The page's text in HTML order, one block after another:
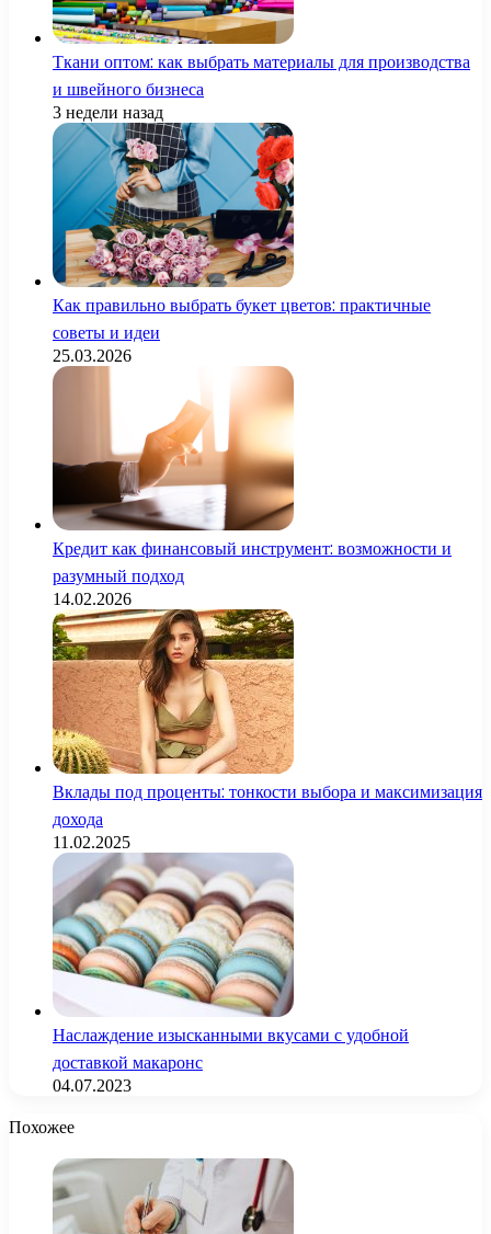
Ткани оптом: как выбрать материалы для производства
и швейного бизнеса
3 недели назад
Как правильно выбрать букет цветов: практичные
советы и идеи
25.03.2026
Кредит как финансовый инструмент: возможности и
разумный подход
14.02.2026
Вклады под проценты: тонкости выбора и максимизация
дохода
11.02.2025
Наслаждение изысканными вкусами с удобной
доставкой макаронс
04.07.2023
Похожее